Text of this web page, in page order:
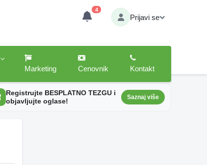
4
Prijavi se
Marketing
Cenovnik Kontakt
Registrujte BESPLATNO TEZGU i
objavljujte oglase!
Saznaj više